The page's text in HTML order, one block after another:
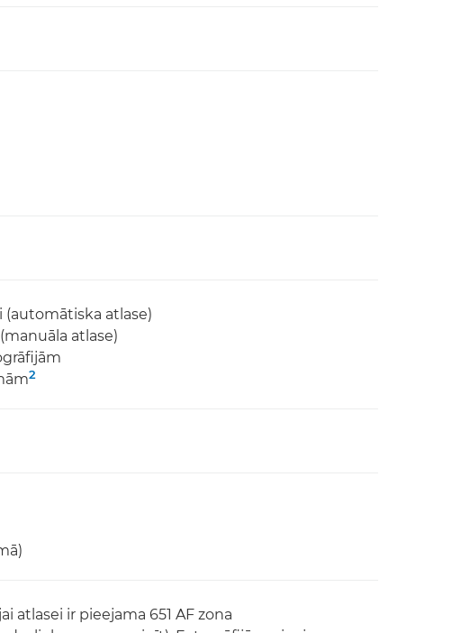
(automātiska atlase)
atlase)
2
atlasei ir pieejama 651 AF zona